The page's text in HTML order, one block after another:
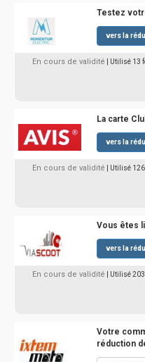
Testez
vers la
En cours de validité | Utilisé 13
La carte
vers la
En cours de validité | Utilisé
Vous êtes
vers la
En cours de validité | Utilisé
Votre
réduction